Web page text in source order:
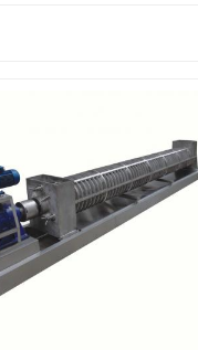
in the fish